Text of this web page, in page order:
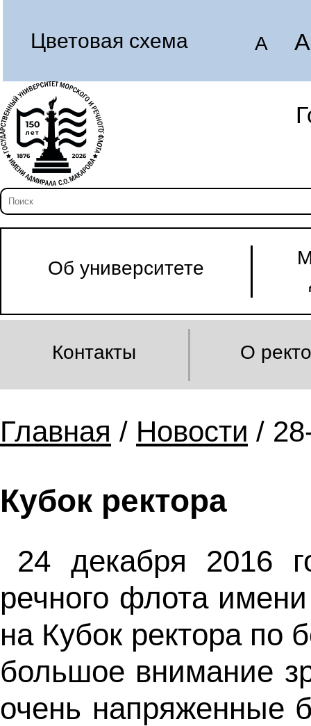
Цветовая схема A A
Об университете
Контакты О
Главная / Новости /
Кубок ректора
24 декабря 2016
речного флота
на Кубок ректора по
большое внимание
очень напряженные